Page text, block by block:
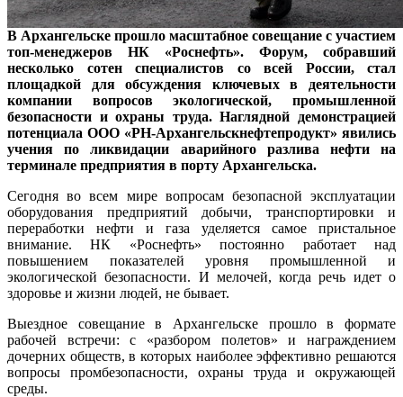
В Архангельске прошло масштабное совещание с участием
топ-менеджеров НК «Роснефть». Форум, собравший
несколько сотен специалистов со всей России, стал
площадкой для обсуждения ключевых в деятельности
компании вопросов экологической, промышленной
безопасности и охраны труда. Наглядной демонстрацией
потенциала ООО «РН-Архангельскнефтепродукт» явились
учения по ликвидации аварийного разлива нефти на
терминале предприятия в порту Архангельска.
Сегодня во всем мире вопросам безопасной эксплуатации
оборудования предприятий добычи, транспортировки и
переработки нефти и газа уделяется самое пристальное
внимание. НК «Роснефть» постоянно работает над
повышением показателей уровня промышленной и
экологической безопасности. И мелочей, когда речь идет о
здоровье и жизни людей, не бывает.
Выездное совещание в Архангельске прошло в формате
рабочей встречи: с «разбором полетов» и награждением
дочерних обществ, в которых наиболее эффективно решаются
вопросы промбезопасности, охраны труда и окружающей
среды.